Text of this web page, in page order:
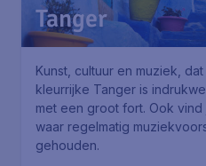
Tanger
Kunst, cultuur en muziek,
kleurrijke Tanger is
met een groot fort. Ook
waar regelmatig
gehouden.